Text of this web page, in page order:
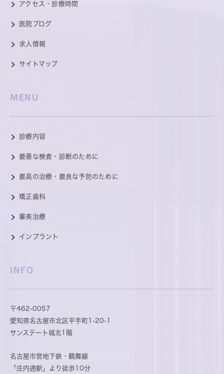
アクセス・診療時間
医院ブログ
求人情報
サイトマップ
MENU
診療内容
最善な検査・診断のために
最高の治療・最良な予防のために
矯正歯科
審美治療
インプラント
INFO
〒462-0057
愛知県名古屋市北区平手町1-20-1
サンステート城北1階
名古屋市営地下鉄・鶴舞線
「庄内通駅」より徒歩10分